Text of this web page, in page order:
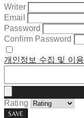
Writer
Email
Password
Confirm Password
개인정보 수집 및 이용
Rating
SAVE